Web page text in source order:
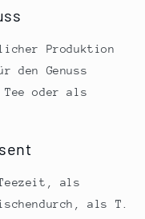
Produktion
den Genuss
Tee oder als
als
als T.